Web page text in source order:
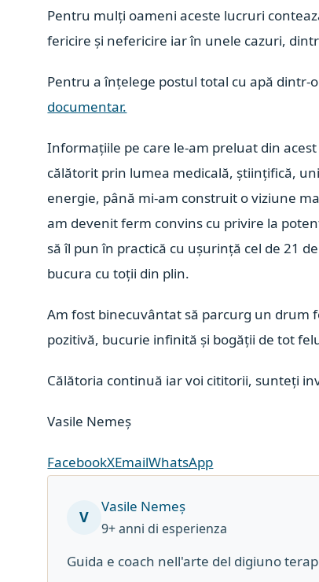
Pentru mulți oameni aceste lucruri
fericire și nefericire iar în unele cazuri,
Pentru a înțelege postul total cu apă
documentar.
Informațiile pe care le-am preluat din
călătorit prin lumea medicală, științifică,
energie, până mi-am construit o viziune
am devenit ferm convins cu privire la
să îl pun în practică cu ușurință cel de 21
bucura cu toții din plin.
Am fost binecuvântat să parcurg un
pozitivă, bucurie infinită și bogății de tot
Călătoria continuă iar voi cititorii, sunteți
Vasile Nemeș
FacebookXEmailWhatsApp
V
Vasile Nemeș
9+ anni di esperienza
Guida e coach nell'arte del digiuno